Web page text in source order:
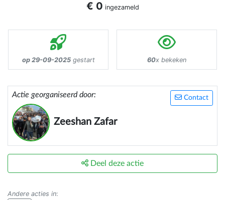
€ 0 ingezameld
op 29-09-2025gestart 60x bekeken
Contact
Actie georganiseerd door:
Zeeshan Zafar
Deel deze actie
Andere acties in: